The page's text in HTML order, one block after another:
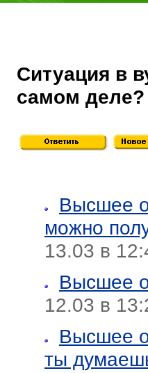
Ситуация в
самом деле?
Высшее
можно
13.03 в
Высшее
12.03 в
Высшее
ты